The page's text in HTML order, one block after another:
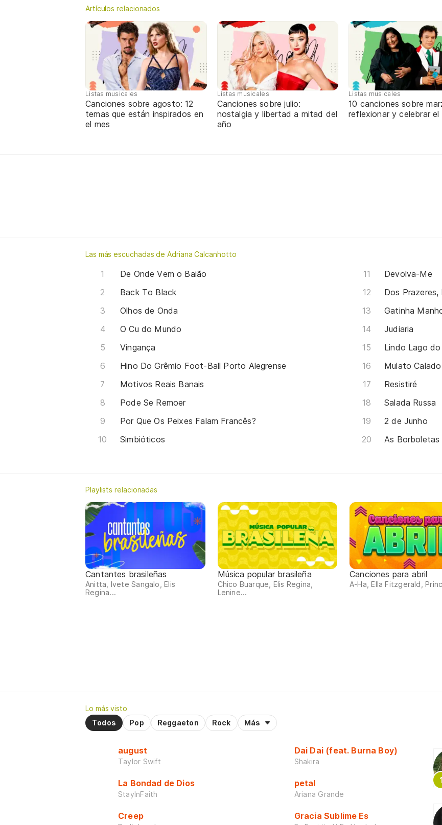
Artículos relacionados
Listas musicales
Canciones sobre agosto: 12
temas que están inspirados en
el mes
Listas musicales
Canciones sobre julio:
nostalgia y libertad a mitad del
año
Listas musicales
10 canciones sobre
reflexionar y celebrar el
Las más escuchadas de Adriana Calcanhotto
De Onde Vem o Baião
Back To Black
Olhos de Onda
O Cu do Mundo
Vingança
Hino Do Grêmio Foot-Ball Porto Alegrense
Motivos Reais Banais
Pode Se Remoer
Por Que Os Peixes Falam Francês?
Simbióticos
Devolva-Me
Dos Prazeres,
Gatinha
Judiaria
Lindo Lago
Mulato Calado
Resistiré
Salada Russa
2 de Junho
As Borboletas
Playlists relacionadas
Cantantes brasileñas
Anitta, Ivete Sangalo, Elis
Regina...
Música popular brasileña
Chico Buarque, Elis Regina,
Lenine...
Canciones para abril
A-Ha, Ella Fitzgerald,
Lo más visto
Todos
Pop Reggaeton Rock Más
august
Taylor Swift
La Bondad de Dios
StayInFaith
Creep
Dai Dai (feat. Burna Boy)
Shakira
petal
Ariana Grande
Gracia Sublime Es